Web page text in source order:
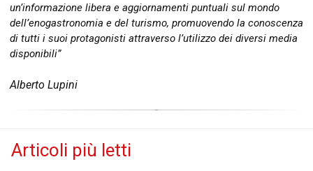
un’informazione libera e aggiornamenti puntuali sul mondo
dell’enogastronomia e del turismo, promuovendo la conoscenza
di tutti i suoi protagonisti attraverso l’utilizzo dei diversi media
disponibili”
Alberto Lupini
Articoli più letti